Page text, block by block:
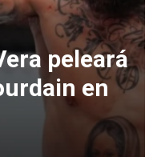
peleará
en